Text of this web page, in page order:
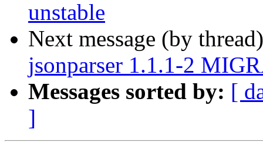
unstable
Next message (by
jsonparser 1.1.1-2
Messages sorted by: [
]